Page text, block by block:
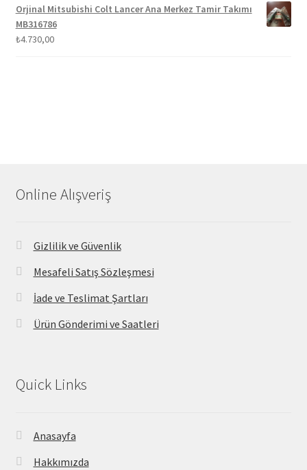
Orjinal Mitsubishi Colt Lancer Ana Merkez Tamir Takımı
MB316786
₺4.730,00
Online Alışveriş
Gizlilik ve Güvenlik
Mesafeli Satış Sözleşmesi
İade ve Teslimat Şartları
Ürün Gönderimi ve Saatleri
Quick Links
Anasayfa
Hakkımızda